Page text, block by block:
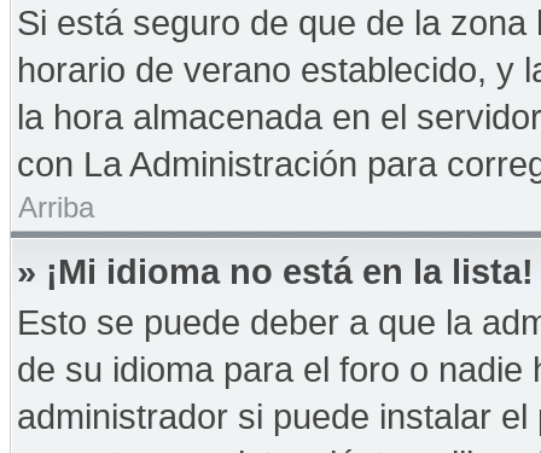
Si está seguro de que de la
horario de verano establecido, y
la hora almacenada en el
con La Administración para
Arriba
» ¡Mi idioma no está en la lista!
Esto se puede deber a que la
de su idioma para el foro o
administrador si puede instalar